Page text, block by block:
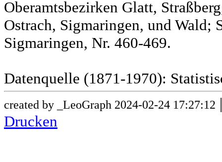
Oberamtsbezirken Glatt,
Ostrach, Sigmaringen, und Wald;
Sigmaringen, Nr. 460-469.
Datenquelle (1871-1970):
created by _LeoGraph 2024-02-24 17:27:12
Drucken